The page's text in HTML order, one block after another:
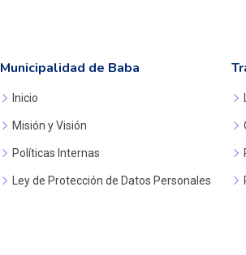
Municipalidad de Baba
Inicio
Misión y Visión
Políticas Internas
Ley de Protección de Datos Personales